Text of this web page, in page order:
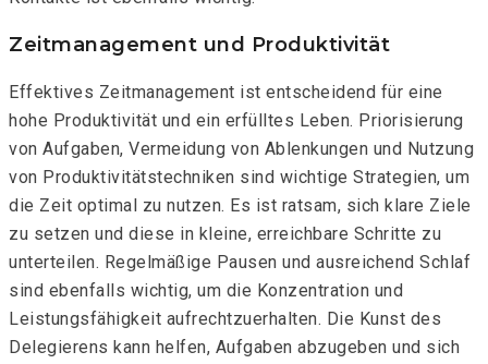
Zeitmanagement und Produktivität
Effektives Zeitmanagement ist entscheidend für eine
hohe Produktivität und ein erfülltes Leben. Priorisierung
von Aufgaben, Vermeidung von Ablenkungen und Nutzung
von Produktivitätstechniken sind wichtige Strategien, um
die Zeit optimal zu nutzen. Es ist ratsam, sich klare Ziele
zu setzen und diese in kleine, erreichbare Schritte zu
unterteilen. Regelmäßige Pausen und ausreichend Schlaf
sind ebenfalls wichtig, um die Konzentration und
Leistungsfähigkeit aufrechtzuerhalten. Die Kunst des
Delegierens kann helfen, Aufgaben abzugeben und sich